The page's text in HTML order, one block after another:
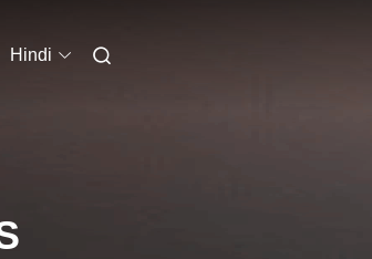
Hindi